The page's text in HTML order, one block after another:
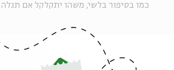
כמו בסיפור בלשי, משהו יתקלקל אם
עיר החטאים